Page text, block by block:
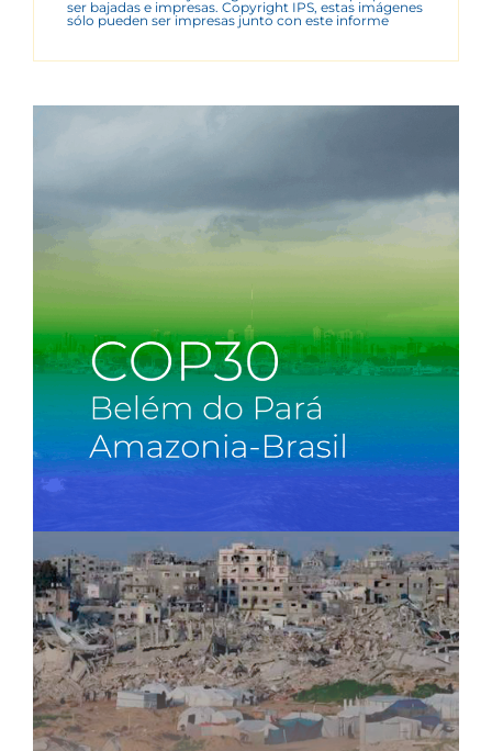
ser bajadas e impresas. Copyright IPS, estas imágenes
sólo pueden ser impresas junto con este informe